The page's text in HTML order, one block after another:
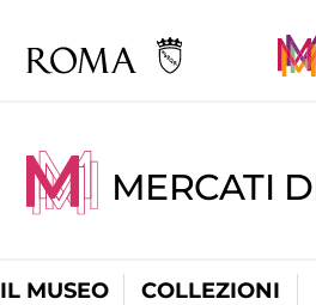
MERCATI
IL MUSEO COLLEZIONI